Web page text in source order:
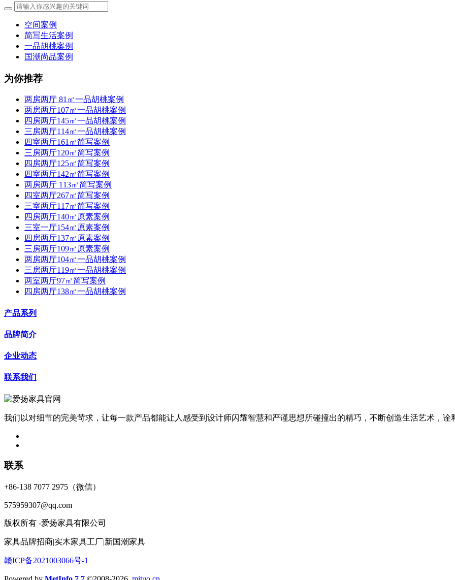
空间案例
简写生活案例
一品胡桃案例
国潮尚品案例
为你推荐
两房两厅 81㎡一品胡桃案例
两房两厅107㎡一品胡桃案例
四房两厅145㎡一品胡桃案例
三房两厅114㎡一品胡桃案例
四室两厅161㎡简写案例
三房两厅120㎡简写案例
四房两厅125㎡简写案例
四室两厅142㎡简写案例
两房两厅 113㎡简写案例
四室两厅267㎡简写案例
三室两厅117㎡简写案例
四房两厅140㎡原素案例
三室一厅154㎡原素案例
四房两厅137㎡原素案例
三房两厅109㎡原素案例
两房两厅104㎡一品胡桃案例
三房两厅119㎡一品胡桃案例
两室两厅97㎡简写案例
四房两厅138㎡一品胡桃案例
产品系列
品牌简介
企业动态
联系我们
我们以对细节的完美苛求，让每一款产品都能让人感受到设计师闪耀智慧和严谨思想所碰撞出的精巧，不断创造生活艺术，诠
联系
+86-138 7077 2975（微信）
575959307@qq.com
版权所有 -爱扬家具有限公司
家具品牌招商|实木家具工厂|新国潮家具
赣ICP备2021003066号-1